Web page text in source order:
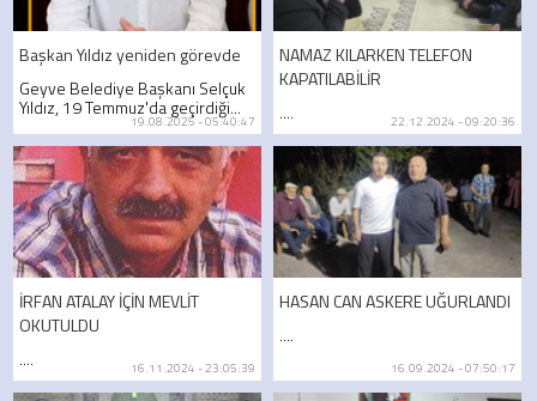
Başkan Yıldız yeniden görevde
Geyve Belediye Başkanı Selçuk
Yıldız, 19 Temmuz'da geçirdiği...
19.08.2025 - 05:40:47
NAMAZ KILARKEN TELEFON
KAPATILABİLİR
....
22.12.2024 - 09:20:36
İRFAN ATALAY İÇİN MEVLİT
OKUTULDU
....
16.11.2024 - 23:05:39
HASAN CAN ASKERE UĞURLANDI
....
16.09.2024 - 07:50:17